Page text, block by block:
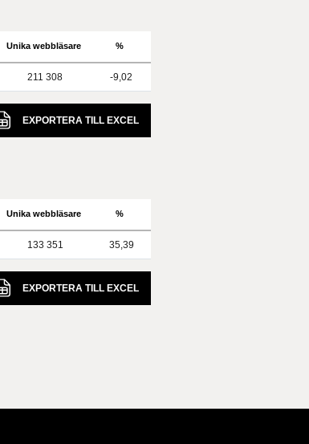
Unika webbläsare %
211 308 -9,02
EXPORTERA TILL EXCEL
Unika webbläsare %
133 351 35,39
EXPORTERA TILL EXCEL